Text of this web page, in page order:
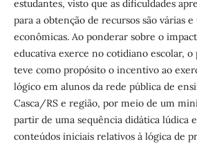
estudantes, visto que as dificuldades
para a obtenção de recursos são várias
econômicas. Ao ponderar sobre o
educativa exerce no cotidiano escolar,
teve como propósito o incentivo ao
lógico em alunos da rede pública de
Casca/RS e região, por meio de um
partir de uma sequência didática lúdica
conteúdos iniciais relativos à lógica de